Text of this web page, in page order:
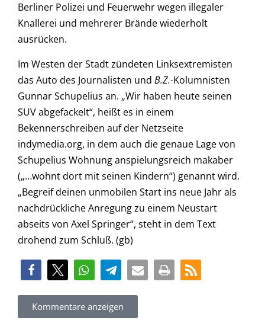
Berliner Polizei und Feuerwehr wegen illegaler
Knallerei und mehrerer Brände wiederholt
ausrücken.
Im Westen der Stadt zündeten Linksextremisten
das Auto des Journalisten und B.Z.-Kolumnisten
Gunnar Schupelius an. „Wir haben heute seinen
SUV abgefackelt“, heißt es in einem
Bekennerschreiben auf der Netzseite
indymedia.org, in dem auch die genaue Lage von
Schupelius Wohnung anspielungsreich makaber
(„…wohnt dort mit seinen Kindern“) genannt wird.
„Begreif deinen unmobilen Start ins neue Jahr als
nachdrückliche Anregung zu einem Neustart
abseits von Axel Springer“, steht in dem Text
drohend zum Schluß. (gb)
Kommentare anzeigen